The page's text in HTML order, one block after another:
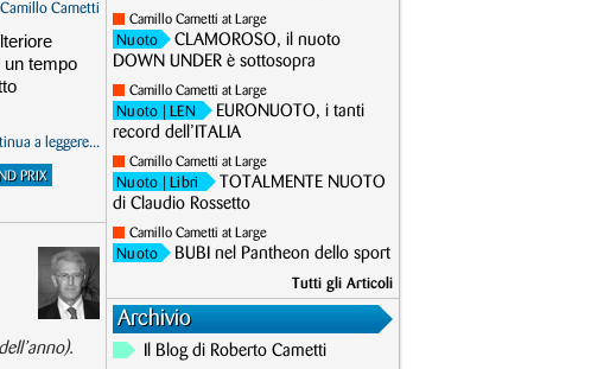
Camillo Cametti
un tempo
a leggere...
PRIX
Camillo Cametti at Large
Nuoto
CLAMOROSO, il nuoto
DOWN UNDER è sottosopra
Camillo Cametti at Large
Nuoto | LEN
EURONUOTO, i tanti
record dell’ITALIA
Camillo Cametti at Large
Nuoto | Libri
TOTALMENTE NUOTO
di Claudio Rossetto
Camillo Cametti at Large
Nuoto BUBI nel Pantheon dello sport
Tutti gli Articoli
Archivio
Il Blog di Roberto Cametti